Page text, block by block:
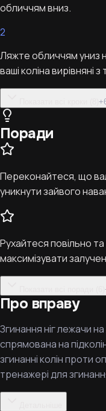
обличчям вниз.
2
Ляжте обличчям униз
ваші коліна
+
Поради
Переконайтеся, що
уникнути зайвого
Рухайтеся повільно
максимізувати
Про вправу
Згинання ніг лежачи
спрямована на
згинанні колін проти
тренажері для